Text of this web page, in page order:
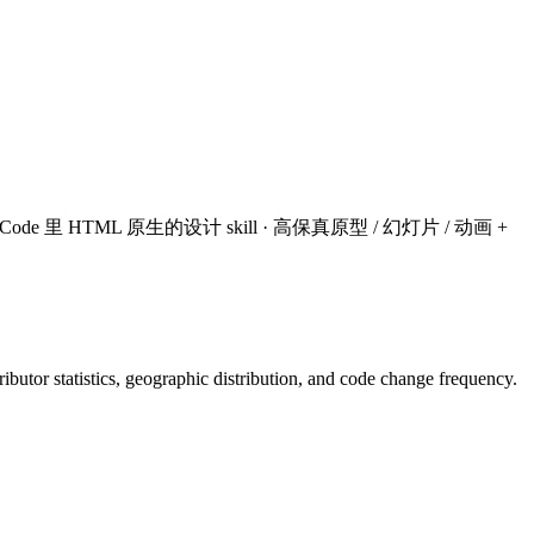
Code 里 HTML 原生的设计 skill · 高保真原型 / 幻灯片 / 动画 +
statistics, geographic distribution, and code change frequency.